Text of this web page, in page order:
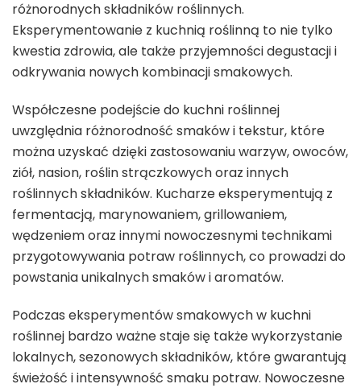
różnorodnych składników roślinnych.
Eksperymentowanie z kuchnią roślinną to nie tylko
kwestia zdrowia, ale także przyjemności degustacji i
odkrywania nowych kombinacji smakowych.
Współczesne podejście do kuchni roślinnej
uwzględnia różnorodność smaków i tekstur, które
można uzyskać dzięki zastosowaniu warzyw, owoców,
ziół, nasion, roślin strączkowych oraz innych
roślinnych składników. Kucharze eksperymentują z
fermentacją, marynowaniem, grillowaniem,
wędzeniem oraz innymi nowoczesnymi technikami
przygotowywania potraw roślinnych, co prowadzi do
powstania unikalnych smaków i aromatów.
Podczas eksperymentów smakowych w kuchni
roślinnej bardzo ważne staje się także wykorzystanie
lokalnych, sezonowych składników, które gwarantują
świeżość i intensywność smaku potraw. Nowoczesne